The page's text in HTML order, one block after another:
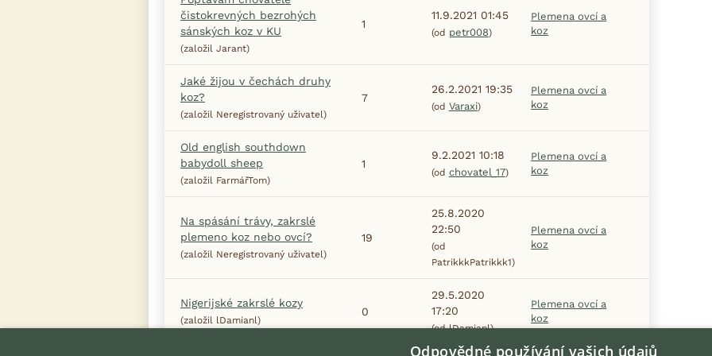
čistokrevných bezrohých
sánských koz v KU
(založil Jarant)
1
11.9.2021 01:45
(od petr008)
Plemena ovcí a
koz
Jaké žijou v čechách druhy
koz?
(založil Neregistrovaný uživatel)
7
26.2.2021 19:35
(od Varaxi)
Plemena ovcí a
koz
Old english southdown
babydoll sheep
(založil FarmářTom)
1
9.2.2021 10:18
(od chovatel_17)
Plemena ovcí a
koz
Na spásání trávy, zakrslé
plemeno koz nebo ovcí?
(založil Neregistrovaný uživatel)
19
25.8.2020
22:50
(od
PatrikkkPatrikkk1)
Plemena ovcí a
koz
Nigerijské zakrslé kozy
(založil lDamianl)
0
29.5.2020
17:20
(od lDamianl)
Plemena ovcí a
koz
Odpovědné používání vašich údajů